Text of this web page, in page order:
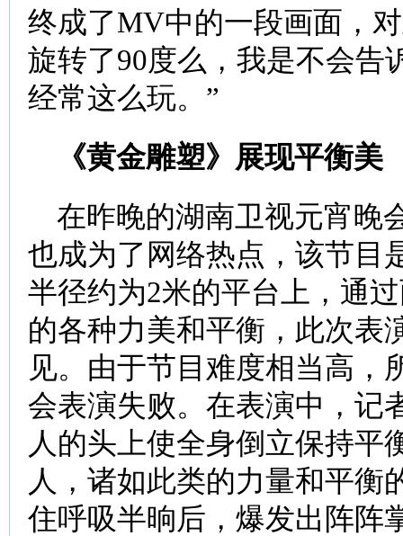
终成了MV中的一段画面，
旋转了90度么，我是不会告
经常这么玩。”
《黄金雕塑》展现平衡美
在昨晚的湖南卫视元宵晚
也成为了网络热点，该节目
半径约为2米的平台上，通
的各种力美和平衡，此次表
见。由于节目难度相当高，
会表演失败。在表演中，记
人的头上使全身倒立保持平
人，诸如此类的力量和平衡
住呼吸半晌后，爆发出阵阵